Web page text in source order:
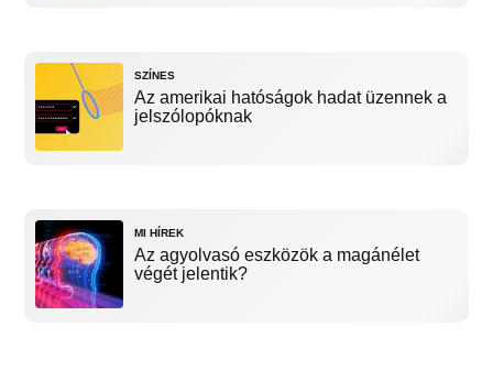
SZÍNES
Az amerikai hatóságok hadat üzennek a
jelszólopóknak
MI HÍREK
Az agyolvasó eszközök a magánélet
végét jelentik?